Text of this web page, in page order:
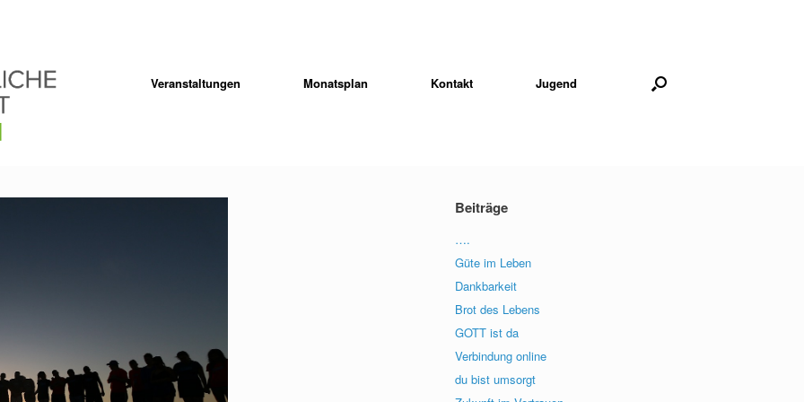
Veranstaltungen Monatsplan Kontakt Jugend
Beiträge
….
Güte im Leben
Dankbarkeit
Brot des Lebens
GOTT ist da
Verbindung online
du bist umsorgt